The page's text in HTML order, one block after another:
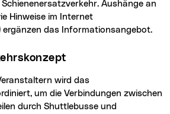
Aushänge an
Hinweise im Internet
ergänzen das Informationsangebot.
um die Verbindungen zwischen
durch Shuttlebusse und